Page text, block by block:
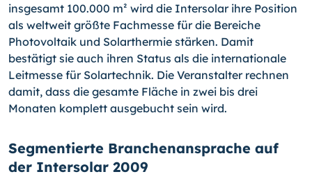
insgesamt 100.000 m² wird die Intersolar ihre Position
als weltweit größte Fachmesse für die Bereiche
Photovoltaik und Solarthermie stärken. Damit
bestätigt sie auch ihren Status als die internationale
Leitmesse für Solartechnik. Die Veranstalter rechnen
damit, dass die gesamte Fläche in zwei bis drei
Monaten komplett ausgebucht sein wird.
Segmentierte Branchenansprache auf
der Intersolar 2009